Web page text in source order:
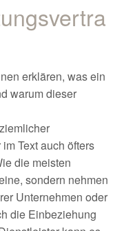
erklären, was ein
warum dieser
Text auch öfters
die meisten
sondern nehmen
Unternehmen oder
die Einbeziehung